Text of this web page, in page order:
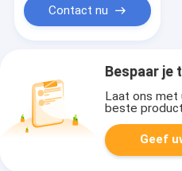
Contact nu
Bespaar je
Laat ons met
beste
Geef